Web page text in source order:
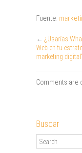
Fuente:
← ¿Usarías
Web en tu
marketing
Comments are
Buscar